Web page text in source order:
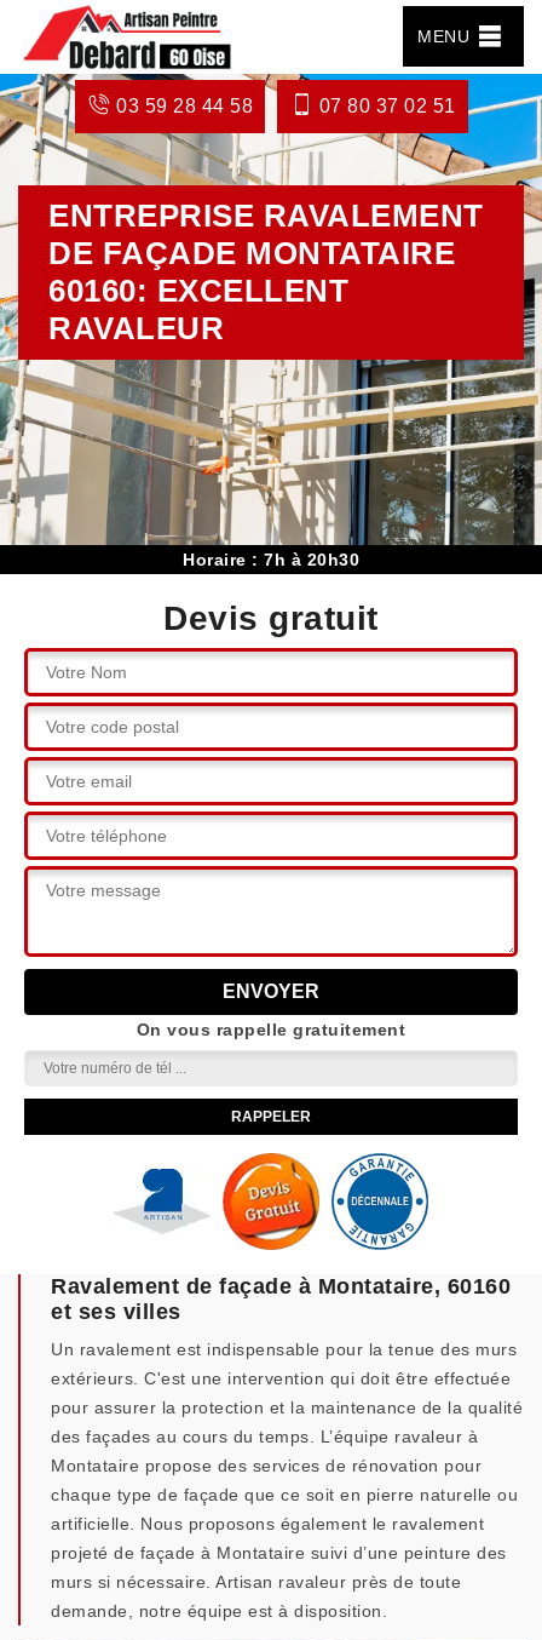
MENU
03 59 28 44 58 07 80 37 02 51
ENTREPRISE RAVALEMENT
DE FAÇADE MONTATAIRE
60160: EXCELLENT
RAVALEUR
Horaire : 7h à 20h30
Devis gratuit
On vous rappelle gratuitement
Ravalement de façade à Montataire, 60160
et ses villes
Un ravalement est indispensable pour la tenue des murs
extérieurs. C'est une intervention qui doit être effectuée
pour assurer la protection et la maintenance de la qualité
des façades au cours du temps. L’équipe ravaleur à
Montataire propose des services de rénovation pour
chaque type de façade que ce soit en pierre naturelle ou
artificielle. Nous proposons également le ravalement
projeté de façade à Montataire suivi d’une peinture des
murs si nécessaire. Artisan ravaleur près de toute
demande, notre équipe est à disposition.